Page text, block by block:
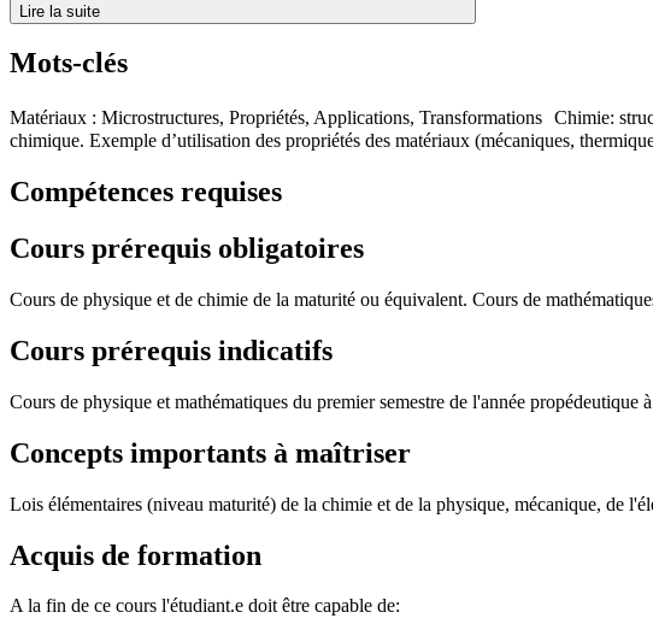
Lire la suite
Mots-clés
Matériaux : Microstructures, Propriétés, Applications, Transformations Chimie:
chimique. Exemple d’utilisation des propriétés des matériaux (mécaniques,
Compétences requises
Cours prérequis obligatoires
Cours de physique et de chimie de la maturité ou équivalent. Cours de
Cours prérequis indicatifs
Cours de physique et mathématiques du premier semestre de l'année propédeutique
Concepts importants à maîtriser
Lois élémentaires (niveau maturité) de la chimie et de la physique, mécanique, de
Acquis de formation
A la fin de ce cours l'étudiant.e doit être capable de: